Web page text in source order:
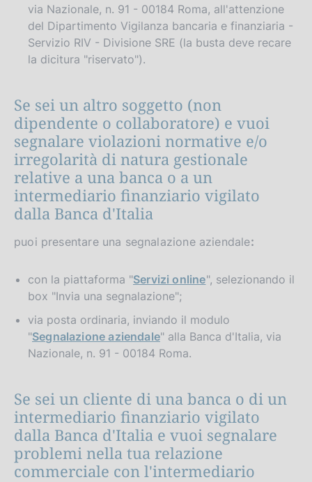
via Nazionale, n. 91 - 00184 Roma, all'attenzione
del Dipartimento Vigilanza bancaria e finanziaria -
Servizio RIV - Divisione SRE (la busta deve recare
la dicitura "riservato").
Se sei un altro soggetto (non
dipendente o collaboratore) e vuoi
segnalare violazioni normative e/o
irregolarità di natura gestionale
relative a una banca o a un
intermediario finanziario vigilato
dalla Banca d'Italia
puoi presentare una segnalazione aziendale:
con la piattaforma "Servizi online", selezionando il
box "Invia una segnalazione";
via posta ordinaria, inviando il modulo
"Segnalazione aziendale" alla Banca d'Italia, via
Nazionale, n. 91 - 00184 Roma.
Se sei un cliente di una banca o di un
intermediario finanziario vigilato
dalla Banca d'Italia e vuoi segnalare
problemi nella tua relazione
commerciale con l'intermediario